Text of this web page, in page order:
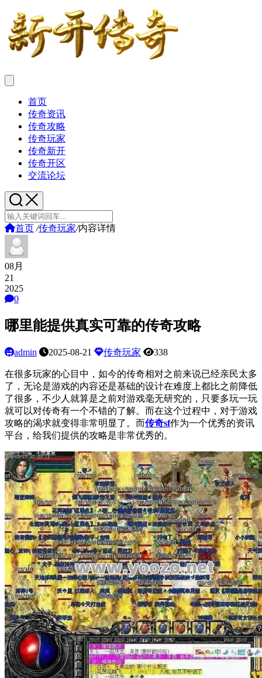
首页
传奇资讯
传奇攻略
传奇玩家
传奇新开
传奇开区
交流论坛
首页 /传奇玩家/内容详情
08月
21
2025
0
哪里能提供真实可靠的传奇攻略
admin 2025-08-21 传奇玩家 338
在很多玩家的心目中，如今的传奇相对之前来说已经亲民太多
了，无论是游戏的内容还是基础的设计在难度上都比之前降低
了很多，不少人就算是之前对游戏毫无研究的，只要多玩一玩
就可以对传奇有一个不错的了解。而在这个过程中，对于游戏
攻略的渴求就变得非常明显了。而传奇sf作为一个优秀的资讯
平台，给我们提供的攻略是非常优秀的。